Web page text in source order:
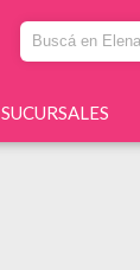
SUCURSALES